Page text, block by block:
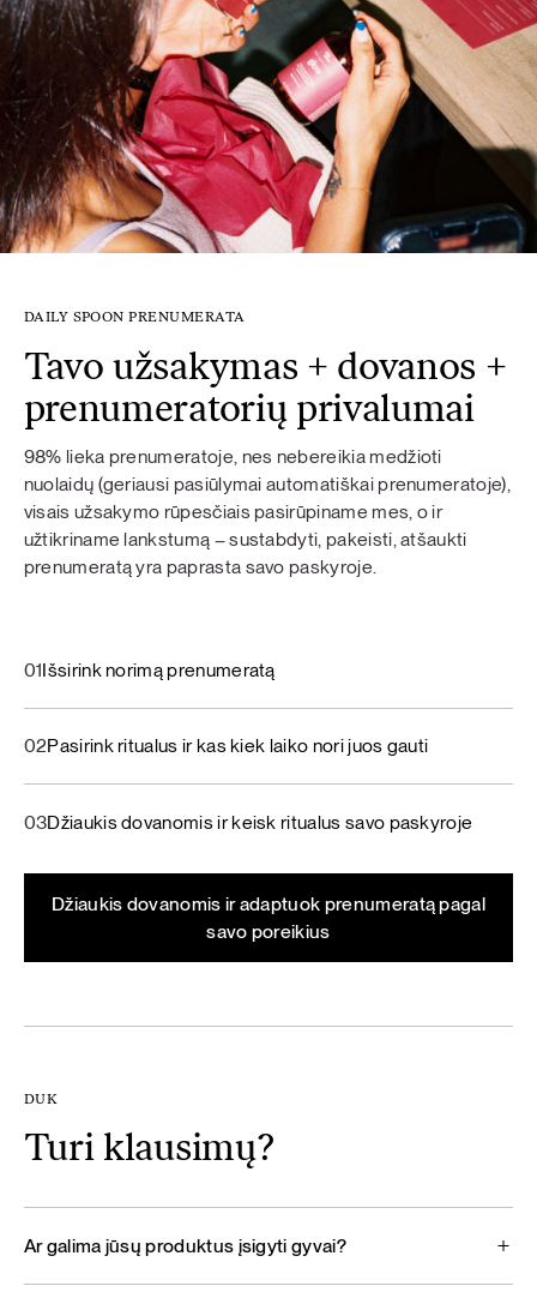
DAILY SPOON PRENUMERATA
Tavo užsakymas + dovanos +
prenumeratorių privalumai
98% lieka prenumeratoje, nes nebereikia medžioti
nuolaidų (geriausi pasiūlymai automatiškai prenumeratoje),
visais užsakymo rūpesčiais pasirūpiname mes, o ir
užtikriname lankstumą – sustabdyti, pakeisti, atšaukti
prenumeratą yra paprasta savo paskyroje.
01Išsirink norimą prenumeratą
02Pasirink ritualus ir kas kiek laiko nori juos gauti
03Džiaukis dovanomis ir keisk ritualus savo paskyroje
Džiaukis dovanomis ir adaptuok prenumeratą pagal
savo poreikius
DUK
Turi klausimų?
Ar galima jūsų produktus įsigyti gyvai?